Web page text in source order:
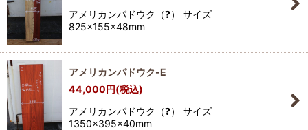
アメリカンパドウク（❓） サイズ
825×155×48mm
アメリカンパドウク-E
44,000円(税込)
アメリカンパドウク（❓） サイズ
1350×395×40mm